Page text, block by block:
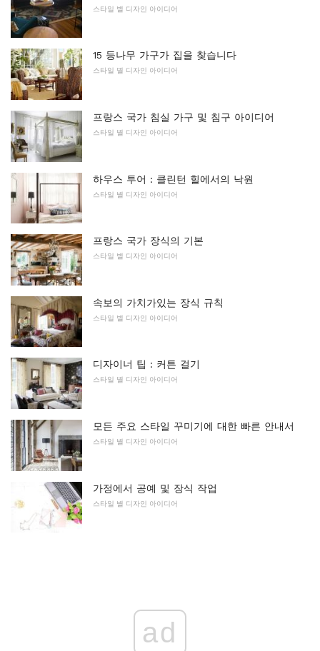
스타일 별 디자인 아이디어
15 등나무 가구가 집을 찾습니다
스타일 별 디자인 아이디어
프랑스 국가 침실 가구 및 침구 아이디어
스타일 별 디자인 아이디어
하우스 투어 : 클린턴 힐에서의 낙원
스타일 별 디자인 아이디어
프랑스 국가 장식의 기본
스타일 별 디자인 아이디어
속보의 가치가있는 장식 규칙
스타일 별 디자인 아이디어
디자이너 팁 : 커튼 걸기
스타일 별 디자인 아이디어
모든 주요 스타일 꾸미기에 대한 빠른 안내서
스타일 별 디자인 아이디어
가정에서 공예 및 장식 작업
스타일 별 디자인 아이디어
ad